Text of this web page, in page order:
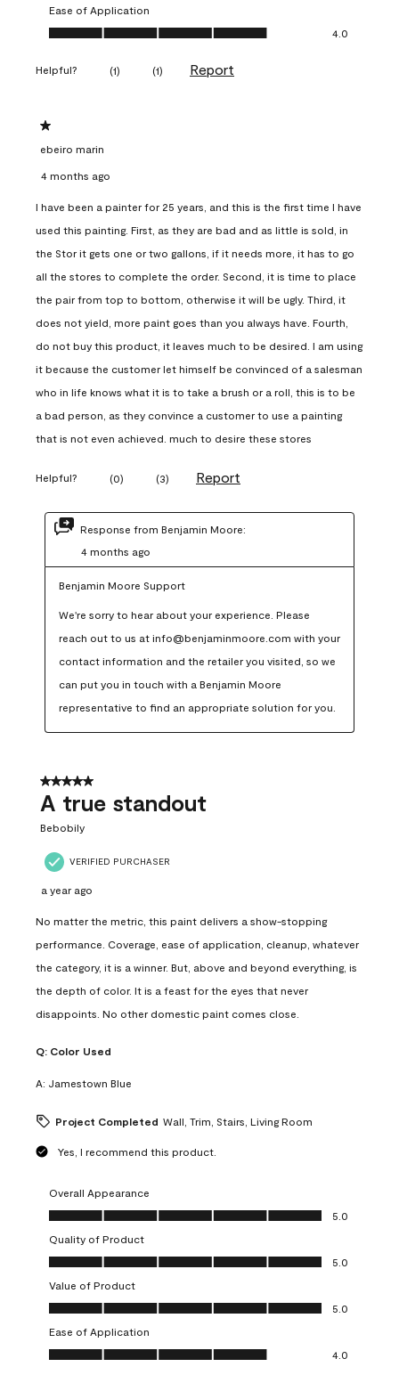
Ease of Application
Ease of Application, 4.0 out of 5
4.0
Helpful? (1) (1) Report
1 out of 5 stars.
ebeiro marin
4 months ago
I have been a painter for 25 years, and this is the first time I have
used this painting. First, as they are bad and as little is sold, in
the Stor it gets one or two gallons, if it needs more, it has to go
all the stores to complete the order. Second, it is time to place
the pair from top to bottom, otherwise it will be ugly. Third, it
does not yield, more paint goes than you always have. Fourth,
do not buy this product, it leaves much to be desired. I am using
it because the customer let himself be convinced of a salesman
who in life knows what it is to take a brush or a roll, this is to be
a bad person, as they convince a customer to use a painting
that is not even achieved. much to desire these stores
Helpful? (0) (3) Report
Response from Benjamin Moore:
4 months ago
Benjamin Moore Support
We're sorry to hear about your experience. Please
reach out to us at info@benjaminmoore.com with your
contact information and the retailer you visited, so we
can put you in touch with a Benjamin Moore
representative to find an appropriate solution for you.
5 out of 5 stars.
A true standout
Bebobily
VERIFIED PURCHASER
a year ago
No matter the metric, this paint delivers a show-stopping
performance. Coverage, ease of application, cleanup, whatever
the category, it is a winner. But, above and beyond everything, is
the depth of color. It is a feast for the eyes that never
disappoints. No other domestic paint comes close.
Q: Color Used
A: Jamestown Blue
Project Completed Wall, Trim, Stairs, Living Room
Yes, I recommend this product.
Overall Appearance
Overall Appearance, 5.0 out of 5
5.0
Quality of Product
Quality of Product, 5.0 out of 5
5.0
Value of Product
Value of Product, 5.0 out of 5
5.0
Ease of Application
Ease of Application, 4.0 out of 5
4.0